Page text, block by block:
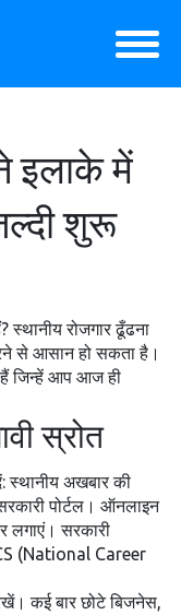
इलाके में
शुरू
रोजगार ढूँढना
से आसान हो सकता है।
जिन्हें आप आज ही
स्रोत
अखबार की
पोर्टल। ऑनलाइन
लगाएं। सरकारी
(National Career
कई बार छोटे बिजनेस,